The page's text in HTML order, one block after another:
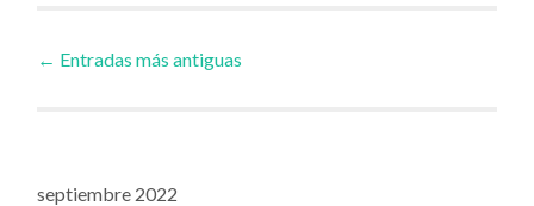
Ir
las
← Entradas más antiguas
septiembre 2022